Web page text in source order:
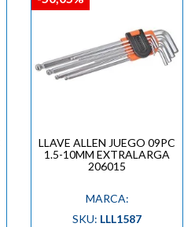
LLAVE ALLEN JUEGO 09PC
1.5-10MM EXTRALARGA
206015
MARCA:
SKU: LLL1587